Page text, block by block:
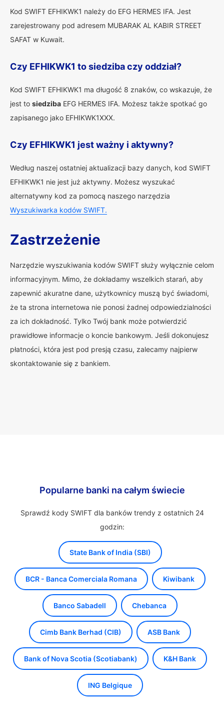
Kod SWIFT EFHIKWK1 należy do EFG HERMES IFA. Jest
zarejestrowany pod adresem MUBARAK AL KABIR STREET
SAFAT w Kuwait.
Czy EFHIKWK1 to siedziba czy oddział?
Kod SWIFT EFHIKWK1 ma długość 8 znaków, co wskazuje, że
jest to siedziba EFG HERMES IFA. Możesz także spotkać go
zapisanego jako EFHIKWK1XXX.
Czy EFHIKWK1 jest ważny i aktywny?
Według naszej ostatniej aktualizacji bazy danych, kod SWIFT
EFHIKWK1 nie jest już aktywny. Możesz wyszukać
alternatywny kod za pomocą naszego narzędzia
Wyszukiwarka kodów SWIFT.
Zastrzeżenie
Narzędzie wyszukiwania kodów SWIFT służy wyłącznie celom
informacyjnym. Mimo, że dokładamy wszelkich starań, aby
zapewnić akuratne dane, użytkownicy muszą być świadomi,
że ta strona internetowa nie ponosi żadnej odpowiedzialności
za ich dokładność. Tylko Twój bank może potwierdzić
prawidłowe informacje o koncie bankowym. Jeśli dokonujesz
płatności, która jest pod presją czasu, zalecamy najpierw
skontaktowanie się z bankiem.
Popularne banki na całym świecie
Sprawdź kody SWIFT dla banków trendy z ostatnich 24
godzin:
State Bank of India (SBI)
BCR - Banca Comerciala Romana Kiwibank
Banco Sabadell Chebanca
Cimb Bank Berhad (CIB) ASB Bank
Bank of Nova Scotia (Scotiabank) K&H Bank
ING Belgique